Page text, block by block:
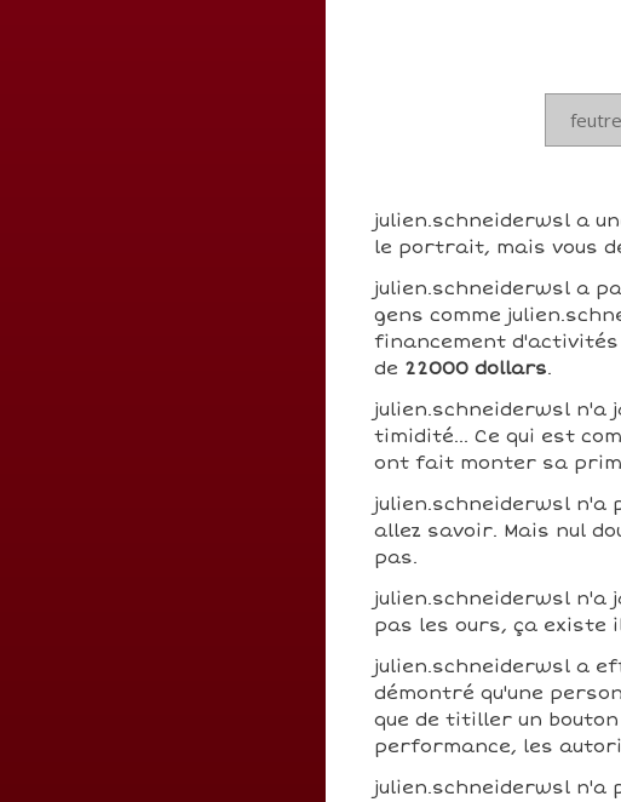
feutre
julien.schneiderwsl a
le portrait, mais vous
julien.schneiderwsl a
gens comme
financement d'activités
de 22000 dollars.
julien.schneiderwsl n'a
timidité... Ce qui est
ont fait monter sa
julien.schneiderwsl n'a
allez savoir. Mais nul
pas.
julien.schneiderwsl n'a
pas les ours, ça existe
julien.schneiderwsl a
démontré qu'une
que de titiller un
performance, les
julien.schneiderwsl n'a